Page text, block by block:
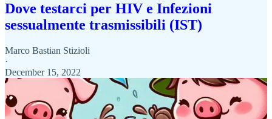
Dove testarci per HIV e Infezioni
sessualmente trasmissibili (IST)
Marco Bastian Stizioli
·
December 15, 2022